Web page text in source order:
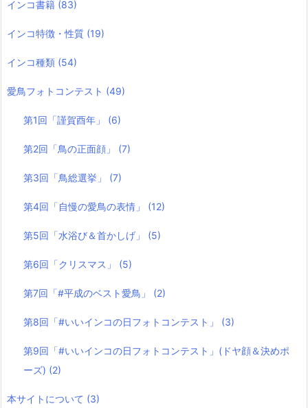
インコ書籍 (83)
インコ特徴・性質 (19)
インコ種類 (54)
愛鳥フォトコンテスト (49)
第1回「謹賀酉年」 (6)
第2回「鳥の正面顔」 (7)
第3回「鳥総選挙」 (7)
第4回「自慢の愛鳥の表情」 (12)
第5回「水浴び＆首かしげ」 (5)
第6回「クリスマス」 (5)
第7回「#平成のベスト愛鳥」 (2)
第8回「#いいインコの日フォトコンテスト」 (3)
第9回「#いいインコの日フォトコンテスト」(ドヤ顔＆決めポ
ーズ) (2)
本サイトについて (3)